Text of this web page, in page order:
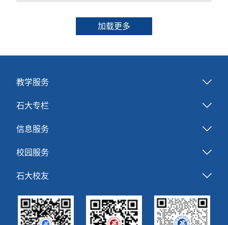
加载更多
教学服务
石大专栏
信息服务
校园服务
石大校友